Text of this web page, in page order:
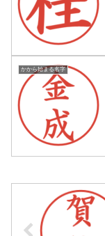
かから始まる名字